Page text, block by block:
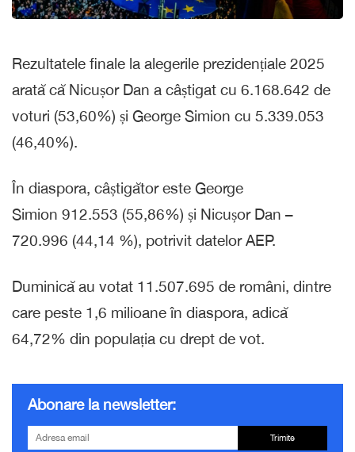
Rezultatele finale la alegerile prezidențiale 2025
arată că Nicușor Dan a câștigat cu 6.168.642 de
voturi (53,60%) și George Simion cu 5.339.053
(46,40%).
În diaspora, câștigător este George
Simion 912.553 (55,86%) și Nicușor Dan –
720.996 (44,14 %), potrivit datelor AEP.
Duminică au votat 11.507.695 de români, dintre
care peste 1,6 milioane în diaspora, adică
64,72% din populația cu drept de vot.
Abonare la newsletter:
Trimite